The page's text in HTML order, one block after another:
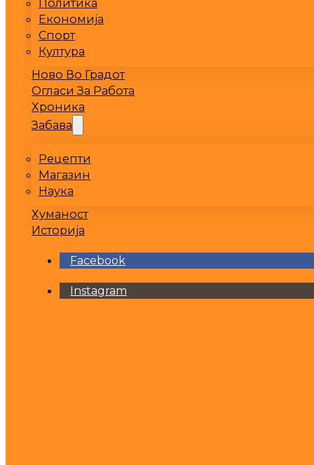
Економија
Спорт
Култура
Ново Во Градот
Огласи За Работа
Хроника
Забава
Рецепти
Магазин
Наука
Хуманост
Историја
Facebook
Instagram